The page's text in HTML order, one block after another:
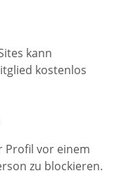
kann
kostenlos
Profil vor einem
zu blockieren.